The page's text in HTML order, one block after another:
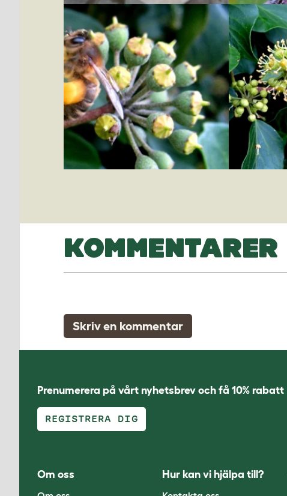
KOMMENTARER
Skriv en kommentar
Prenumerera på vårt nyhetsbrev och få 10% rabatt
REGISTRERA DIG
Om oss Hur kan vi hjälpa till?